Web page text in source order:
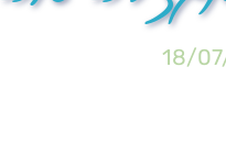
18/